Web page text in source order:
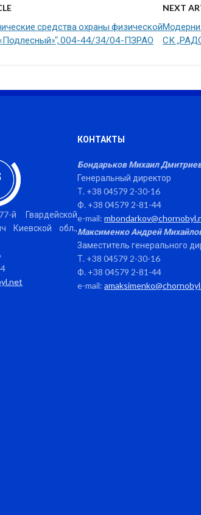
средства охраны физической
004-44/34/04-ПЗРАО
NEXT
СК
Гвардейской
Киевской обл.,
КОНТАКТЫ
Бондарьков Михаил
Генеральный директор
Т. +38 04579 2-30-16
Ф. +38 04579 2-81-44
e-mail:
Максименко Андрей
Заместитель генерального
Т. +38 04579 2-30-16
Ф. +38 04579 2-81-44
e-mail: